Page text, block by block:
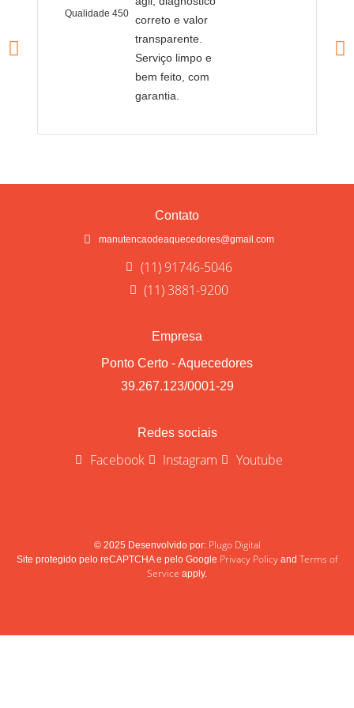
Qualidade 450 correto e valor
transparente.
Serviço limpo e
bem feito, com
garantia.
Contato
manutencaodeaquecedores@gmail.com
(11) 91746-5046
(11) 3881-9200
Empresa
Ponto Certo - Aquecedores
39.267.123/0001-29
Redes sociais
Facebook Instagram Youtube
© 2025 Desenvolvido por: Plugo Digital
Site protegido pelo reCAPTCHA e pelo Google Privacy Policyand Terms of
Service apply.